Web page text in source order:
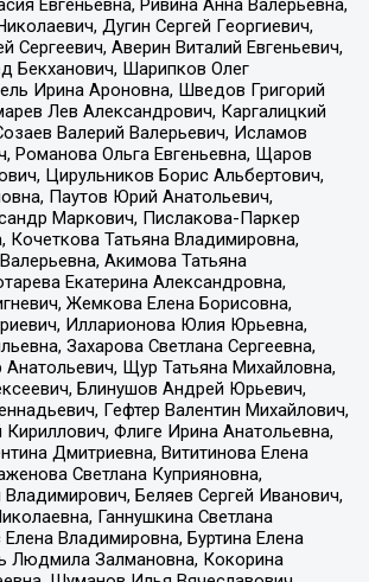
Евгеньевна, Ривина Анна Валерьевна,
Дугин Сергей Георгиевич,
Сергеевич, Аверин Виталий Евгеньевич,
Бекханович, Шарипков Олег
Ирина Ароновна, Шведов Григорий
Лев Александрович, Каргалицкий
Валерий Валерьевич, Исламов
Романова Ольга Евгеньевна, Щаров
Цирульников Борис Альбертович,
Паутов Юрий Анатольевич,
Маркович, Пислакова-Паркер
Кочеткова Татьяна Владимировна,
Акимова Татьяна
Екатерина Александровна,
Жемкова Елена Борисовна,
Илларионова Юлия Юрьевна,
Захарова Светлана Сергеевна,
Щур Татьяна Михайловна,
Блинушов Андрей Юрьевич,
Гефтер Валентин Михайлович,
Флиге Ирина Анатольевна,
Дмитриевна, Вититинова Елена
Светлана Куприяновна,
Беляев Сергей Иванович,
Ганнушкина Светлана
Владимировна, Буртина Елена
Людмила Залмановна, Кокорина